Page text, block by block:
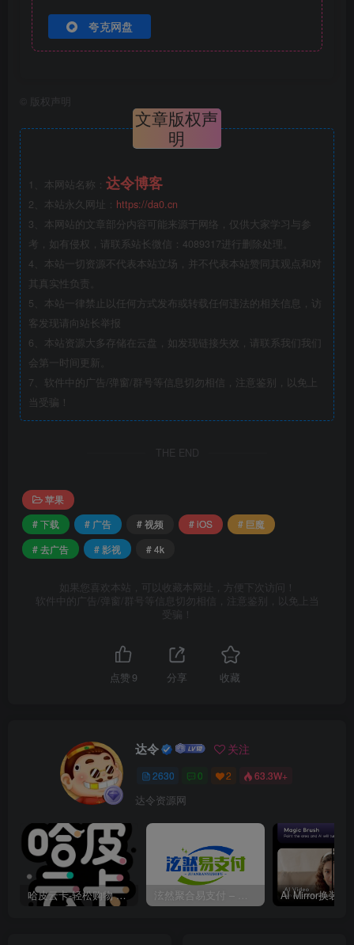
夸克网盘
版权声明
文章版权声
明
1、本网站名称： 达令博客
2、本站永久网址： https://da0.cn
3、本网站的文章部分内容可能来源于网络，仅供大家学习与参
考，如有侵权，请联系站长微信：4089317进行删除处理。
4、本站一切资源不代表本站立场，并不代表本站赞同其观点和对
其真实性负责。
5、本站一律禁止以任何方式发布或转载任何违法的相关信息，访
客发现请向站长举报
6、本站资源大多存储在云盘，如发现链接失效，请联系我们我们
会第一时间更新。
7、软件中的广告/弹窗/群号等信息切勿相信，注意鉴别，以免上
当受骗！
THE END
苹果
# 下载
# 广告 # 视频 # iOS
# 巨魔
# 去广告
# 影视 # 4k
如果您喜欢本站，可以收藏本网址，方便下次访问！
软件中的广告/弹窗/群号等信息切勿相信，注意鉴别，以免上当
受骗！
点赞 9 分享 收藏
达令 关注
2630 0 2 63.3W+
达令资源网
哈皮云卡-轻松购物 即买即发 泫然聚合易支付 – 行业领先的免签约支付平台